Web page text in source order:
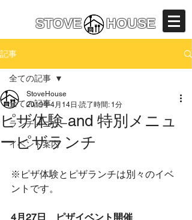
STOVE HOUSE
記事
全ての記事
ランチメニュー
イベント案内
全ての記事
ピザ体験 and 特別メニュ
ーピザランチ
StoveHouse
2019年4月14日 読了時間: 1分
※ピザ体験とピザランチは別々のイベ
ントです。
4月27日　ピザイベント開催